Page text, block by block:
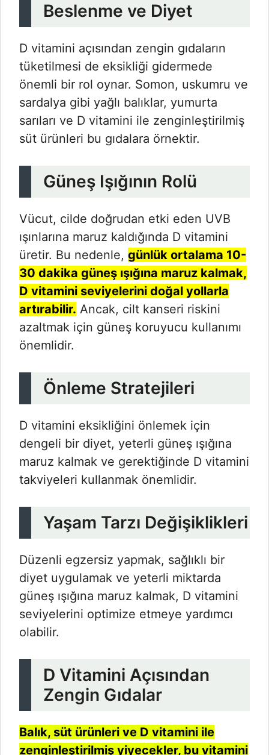
Beslenme ve Diyet
D vitamini açısından zengin gıdaların
tüketilmesi de eksikliği gidermede
önemli bir rol oynar. Somon, uskumru ve
sardalya gibi yağlı balıklar, yumurta
sarıları ve D vitamini ile zenginleştirilmiş
süt ürünleri bu gıdalara örnektir.
Güneş Işığının Rolü
Vücut, cilde doğrudan etki eden UVB
ışınlarına maruz kaldığında D vitamini
üretir. Bu nedenle, günlük ortalama 10-
30 dakika güneş ışığına maruz kalmak,
D vitamini seviyelerini doğal yollarla
artırabilir. Ancak, cilt kanseri riskini
azaltmak için güneş koruyucu kullanımı
önemlidir.
Önleme Stratejileri
D vitamini eksikliğini önlemek için
dengeli bir diyet, yeterli güneş ışığına
maruz kalmak ve gerektiğinde D vitamini
takviyeleri kullanmak önemlidir.
Yaşam Tarzı Değişiklikleri
Düzenli egzersiz yapmak, sağlıklı bir
diyet uygulamak ve yeterli miktarda
güneş ışığına maruz kalmak, D vitamini
seviyelerini optimize etmeye yardımcı
olabilir.
D Vitamini Açısından
Zengin Gıdalar
Balık, süt ürünleri ve D vitamini ile
zenginleştirilmiş yiyecekler, bu vitamini